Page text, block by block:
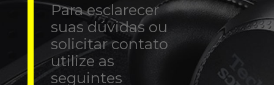
Para esclarecer
suas dúvidas ou
solicitar contato
utilize as
seguintes